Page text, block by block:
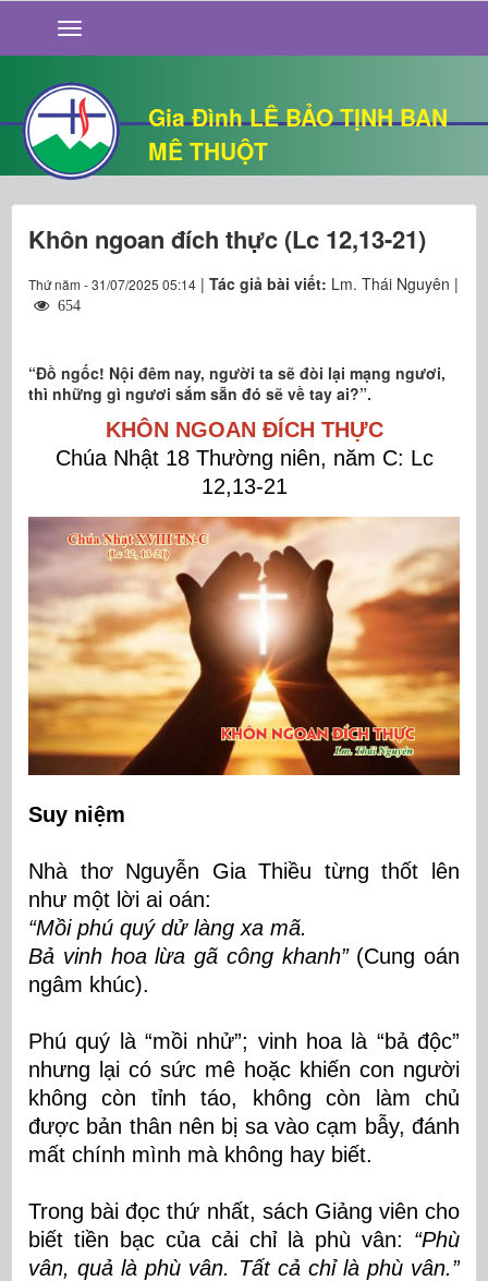
Gia Đình LÊ BẢO TỊNH BAN
MÊ THUỘT
GIỚI THIỆU
TIN TỨC
SỐNG ĐẠO
CHUYỆN NHÀ
QUÁN VĂN
THƯ GIÃN
Khôn ngoan đích thực (Lc 12,13-21)
Thứ năm - 31/07/2025 05:14 | Tác giả bài viết: Lm. Thái Nguyên |
654
“Ðồ ngốc! Nội đêm nay, người ta sẽ đòi lại mạng ngươi,
thì những gì ngươi sắm sẵn đó sẽ về tay ai?”.
KHÔN NGOAN ĐÍCH THỰC
Chúa Nhật 18 Thường niên, năm C: Lc
12,13-21
Suy niệm
Nhà thơ Nguyễn Gia Thiều từng thốt lên
như một lời ai oán:
“Mồi phú quý dử làng xa mã.
Bả vinh hoa lừa gã công khanh” (Cung oán
ngâm khúc).
Phú quý là “mồi nhử”; vinh hoa là “bả độc”
nhưng lại có sức mê hoặc khiến con người
không còn tỉnh táo, không còn làm chủ
được bản thân nên bị sa vào cạm bẫy, đánh
mất chính mình mà không hay biết.
Trong bài đọc thứ nhất, sách Giảng viên cho
biết tiền bạc của cải chỉ là phù vân: “Phù
vân, quả là phù vân. Tất cả chỉ là phù vân.”